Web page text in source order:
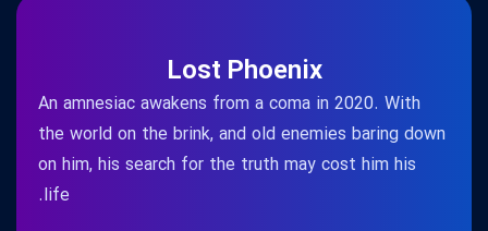
Lost Phoenix
An amnesiac awakens from a coma in 2020. With
the world on the brink, and old enemies baring down
on him, his search for the truth may cost him his
life.